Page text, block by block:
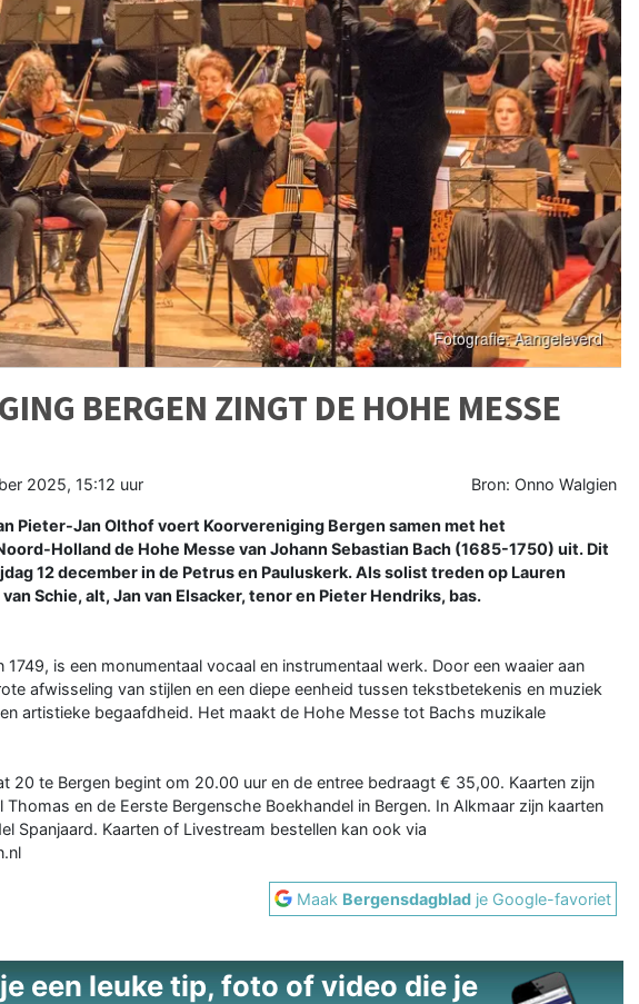
BERGEN ZINGT DE HOHE MESSE
2025, 15:12 uur Bron: Onno Walgien
Pieter-Jan Olthof voert Koorvereniging Bergen samen met het
Holland de Hohe Messe van Johann Sebastian Bach (1685-1750) uit. Dit
12 december in de Petrus en Pauluskerk. Als solist treden op Lauren
Schie, alt, Jan van Elsacker, tenor en Pieter Hendriks, bas.
is een monumentaal vocaal en instrumentaal werk. Door een waaier aan
afwisseling van stijlen en een diepe eenheid tussen tekstbetekenis en muziek
artistieke begaafdheid. Het maakt de Hohe Messe tot Bachs muzikale
20 te Bergen begint om 20.00 uur en de entree bedraagt € 35,00. Kaarten zijn
en de Eerste Bergensche Boekhandel in Bergen. In Alkmaar zijn kaarten
Spanjaard. Kaarten of Livestream bestellen kan ook via
Maak Bergensdagblad je Google-favoriet
een leuke tip, foto of video die je